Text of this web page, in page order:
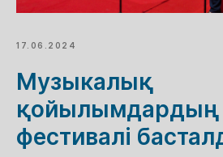
17.06.2024
Музыкалық
қойылымдардың
фестивалі